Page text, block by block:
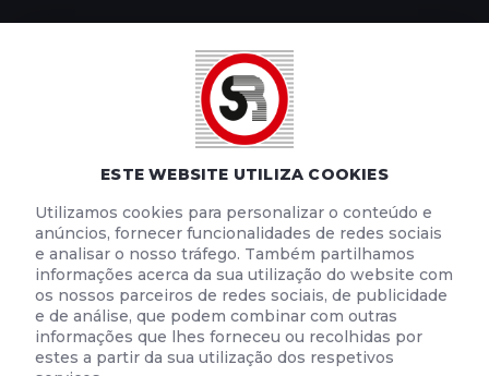
ESTE WEBSITE UTILIZA COOKIES
Utilizamos cookies para personalizar o conteúdo e
anúncios, fornecer funcionalidades de redes sociais
e analisar o nosso tráfego. Também partilhamos
informações acerca da sua utilização do website com
os nossos parceiros de redes sociais, de publicidade
e de análise, que podem combinar com outras
informações que lhes forneceu ou recolhidas por
estes a partir da sua utilização dos respetivos
POLÍTICA DE COOKIES
TERMOS E CONDIÇÕES DE UTILIZAÇÃO